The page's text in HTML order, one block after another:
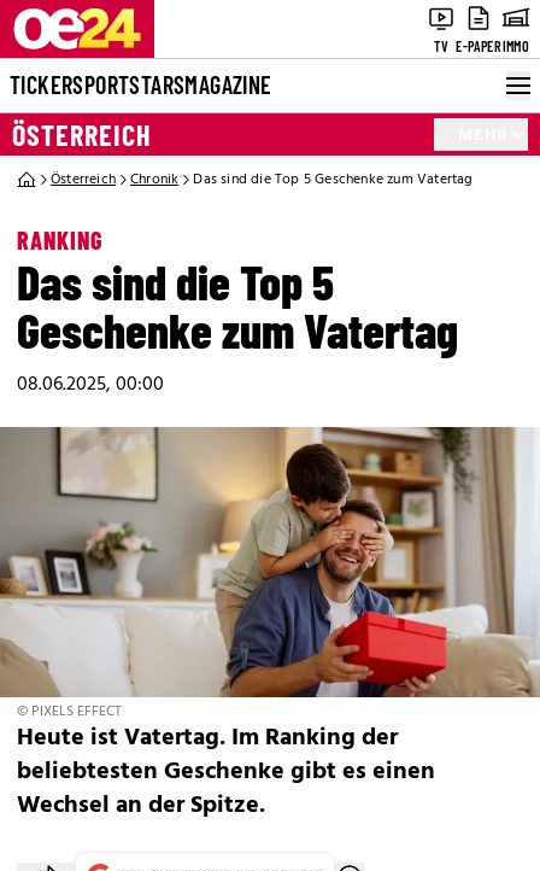
TV E-PAPERIMMO
TICKERSPORTSTARSMAGAZINE
ÖSTERREICH
Österreich Chronik Das sind die Top 5 Geschenke zum Vatertag
RANKING
Das sind die Top 5
Geschenke zum Vatertag
08.06.2025, 00:00
© PIXELS EFFECT
Heute ist Vatertag. Im Ranking der
beliebtesten Geschenke gibt es einen
Wechsel an der Spitze.